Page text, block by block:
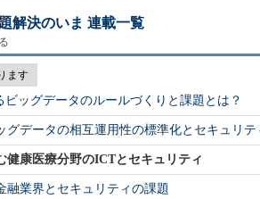
解決のいま 連載一覧
ます
ビッグデータのルールづくりと課題とは？
グデータの相互運用性の標準化とセキュリテ
健康医療分野のICTとセキュリティ
融業界とセキュリティの課題